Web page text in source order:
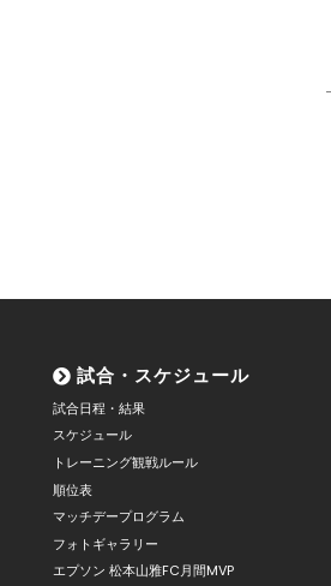
試合・スケジュール
試合日程・結果
スケジュール
トレーニング観戦ルール
順位表
マッチデープログラム
フォトギャラリー
エプソン 松本山雅FC月間MVP